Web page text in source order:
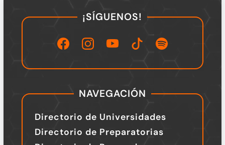
¡SÍGUENOS!
NAVEGACIÓN
Directorio de Universidades
Directorio de Preparatorias